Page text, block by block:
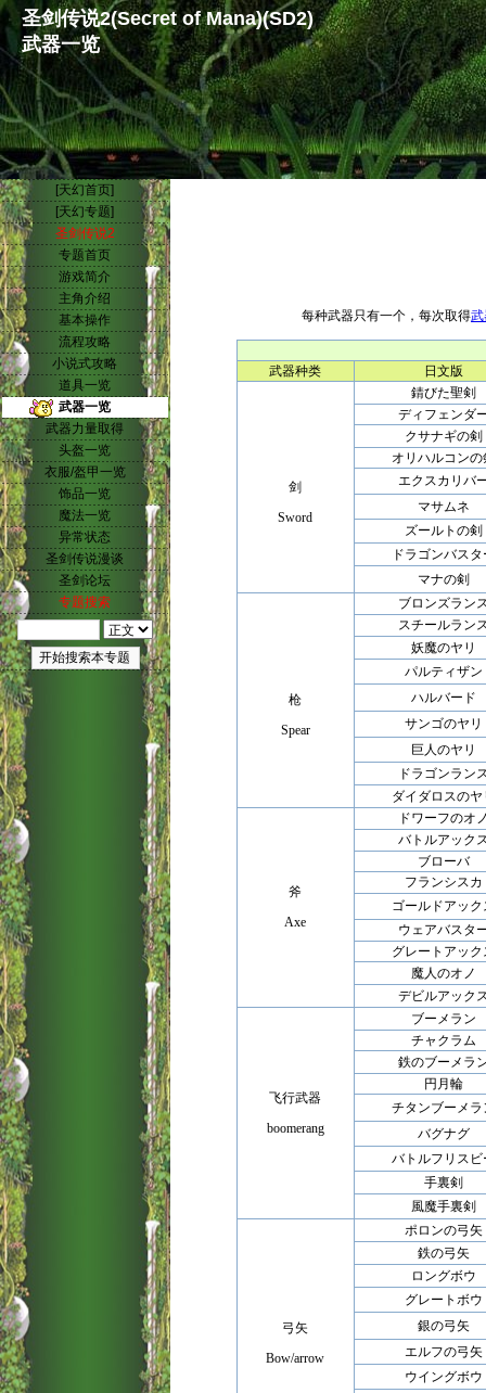
圣剑传说2(Secret of Mana)(SD2)
武器一览
每种武器只有一个，每次取得
武器种类 日文版
剑
Sword
錆びた聖剣
ディフェンダ
クサナギの剣
オリハルコンの
エクスカリバ
マサムネ
ズールトの剣
ドラゴンバス
マナの剣
枪
Spear
ブロンズラン
スチールラン
妖魔のヤリ
パルティザン
ハルバード
サンゴのヤリ
巨人のヤリ
ドラゴンラン
ダイダロスのヤ
斧
Axe
ドワーフのオ
バトルアック
ブローバ
フランシスカ
ゴールドアック
ウェアバスタ
グレートアック
魔人のオノ
デビルアック
飞行武器
boomerang
ブーメラン
チャクラム
鉄のブーメラ
円月輪
チタンブーメラ
バグナグ
バトルフリスビ
手裏剣
風魔手裏剣
弓矢
Bow/arrow
ポロンの弓矢
鉄の弓矢
ロングボウ
グレートボウ
銀の弓矢
エルフの弓矢
ウイングボウ
[天幻首页]
[天幻专题]
圣剑传说2
专题首页
游戏简介
主角介绍
基本操作
流程攻略
小说式攻略
道具一览
武器一览
武器力量取得
头盔一览
衣服/盔甲一览
饰品一览
魔法一览
异常状态
圣剑传说漫谈
圣剑论坛
专题搜索